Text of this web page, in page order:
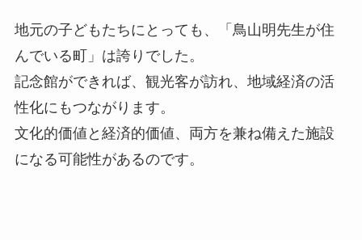
地元の子どもたちにとっても、「鳥山明先生が住
んでいる町」は誇りでした。
記念館ができれば、観光客が訪れ、地域経済の活
性化にもつながります。
文化的価値と経済的価値、両方を兼ね備えた施設
になる可能性があるのです。